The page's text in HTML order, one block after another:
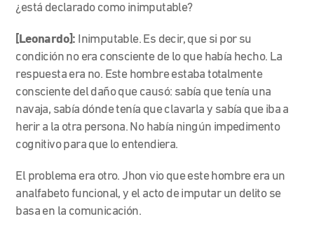
¿está declarado como inimputable?
[Leonardo]: Inimputable. Es decir, que si por su
condición no era consciente de lo que había hecho. La
respuesta era no. Este hombre estaba totalmente
consciente del daño que causó: sabía que tenía una
navaja, sabía dónde tenía que clavarla y sabía que iba a
herir a la otra persona. No había ningún impedimento
cognitivo para que lo entendiera.
El problema era otro. Jhon vio que este hombre era un
analfabeto funcional, y el acto de imputar un delito se
basa en la comunicación.